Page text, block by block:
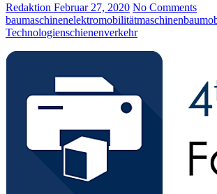
Redaktion Februar 27, 2020 No Comments
baumaschinenelektromobilitätmaschinenbau
Technologienschienenverkehr